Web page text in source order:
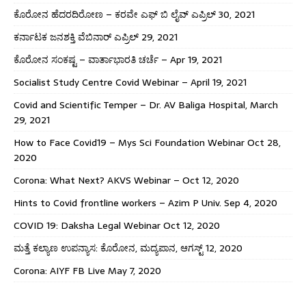
ಕೊರೋನ ಹೆದರದಿರೋಣ – ಕರವೇ ಎಫ್ ಬಿ ಲೈವ್ ಎಪ್ರಿಲ್ 30, 2021
ಕರ್ನಾಟಕ ಜನಶಕ್ತಿ ವೆಬಿನಾರ್ ಎಪ್ರಿಲ್ 29, 2021
ಕೊರೋನ ಸಂಕಷ್ಟ – ವಾರ್ತಾಭಾರತಿ ಚರ್ಚೆ – Apr 19, 2021
Socialist Study Centre Covid Webinar – April 19, 2021
Covid and Scientific Temper – Dr. AV Baliga Hospital, March
29, 2021
How to Face Covid19 – Mys Sci Foundation Webinar Oct 28,
2020
Corona: What Next? AKVS Webinar – Oct 12, 2020
Hints to Covid frontline workers – Azim P Univ. Sep 4, 2020
COVID 19: Daksha Legal Webinar Oct 12, 2020
ಮತ್ತೆ ಕಲ್ಯಾಣ ಉಪನ್ಯಾಸ: ಕೊರೋನ, ಮದ್ಯಪಾನ, ಆಗಸ್ಟ್ 12, 2020
Corona: AIYF FB Live May 7, 2020